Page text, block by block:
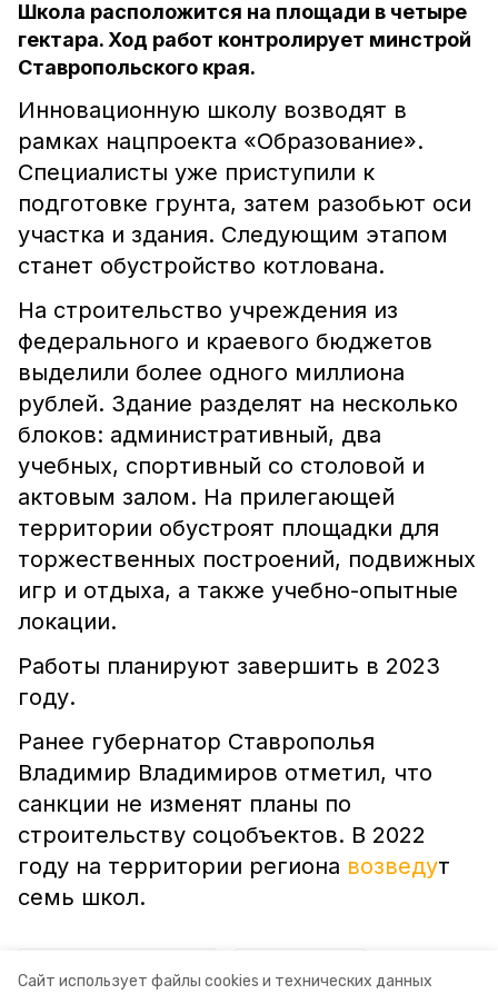
Сайт использует файлы cookies и технических данных
Школа расположится на площади в четыре
гектара. Ход работ контролирует минстрой
Ставропольского края.
Инновационную школу возводят в
рамках нацпроекта «Образование».
Специалисты уже приступили к
подготовке грунта, затем разобьют оси
участка и здания. Следующим этапом
станет обустройство котлована.
На строительство учреждения из
федерального и краевого бюджетов
выделили более одного миллиона
рублей. Здание разделят на несколько
блоков: административный, два
учебных, спортивный со столовой и
актовым залом. На прилегающей
территории обустроят площадки для
торжественных построений, подвижных
игр и отдыха, а также учебно-опытные
локации.
Работы планируют завершить в 2023
году.
Ранее губернатор Ставрополья
Владимир Владимиров отметил, что
санкции не изменят планы по
строительству соцобъектов. В 2022
году на территории региона возведут
семь школ.